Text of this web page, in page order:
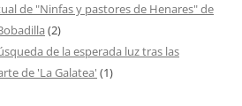
de "Ninfas y pastores de Henares" de
(2)
de la esperada luz tras las
de 'La Galatea' (1)